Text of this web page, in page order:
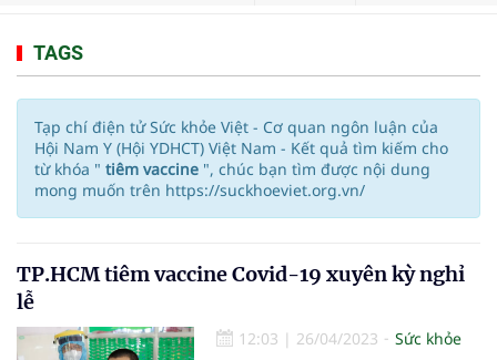
TAGS
Tạp chí điện tử Sức khỏe Việt - Cơ quan ngôn luận của
Hội Nam Y (Hội YDHCT) Việt Nam - Kết quả tìm kiếm cho
từ khóa " tiêm vaccine ", chúc bạn tìm được nội dung
mong muốn trên https://suckhoeviet.org.vn/
TP.HCM tiêm vaccine Covid-19 xuyên kỳ nghỉ
lễ
12:03 | 26/04/2023
Sức khỏe